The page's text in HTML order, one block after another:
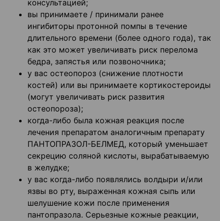
консультацией;
вы принимаете / принимали ранее
ингибиторы протонной помпы в течение
длительного времени (более одного года), так
как это может увеличивать риск перелома
бедра, запястья или позвоночника;
у вас остеопороз (снижение плотности
костей) или вы принимаете кортикостероиды
(могут увеличивать риск развития
остеопороза);
когда-либо была кожная реакция после
лечения препаратом аналогичным препарату
ПАНТОПРАЗОЛ-БЕЛМЕД, который уменьшает
секрецию соляной кислоты, вырабатываемую
в желудке;
у вас когда-либо появлялись волдыри и/или
язвы во рту, выраженная кожная сыпь или
шелушение кожи после применения
пантопразола. Серьезные кожные реакции,